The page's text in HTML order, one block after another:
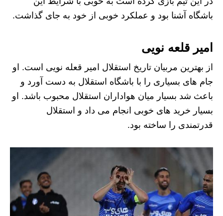
باشگاه آشنا بود و عملکرد خوبی از خود به جای گذاشت.
امیر قلعه نویی
از بهترین مربیان تاریخ استقلال امیر قعله نویی است. او
جام های بسیاری را با باشگاه استقلال به دست آورد و
باعث شد بسیار میان هواداران استقلال محبوب باشد. او
بسیار خرید های خوبی انجام می داد و استقلال
قدرتمندی را ساخته بود.